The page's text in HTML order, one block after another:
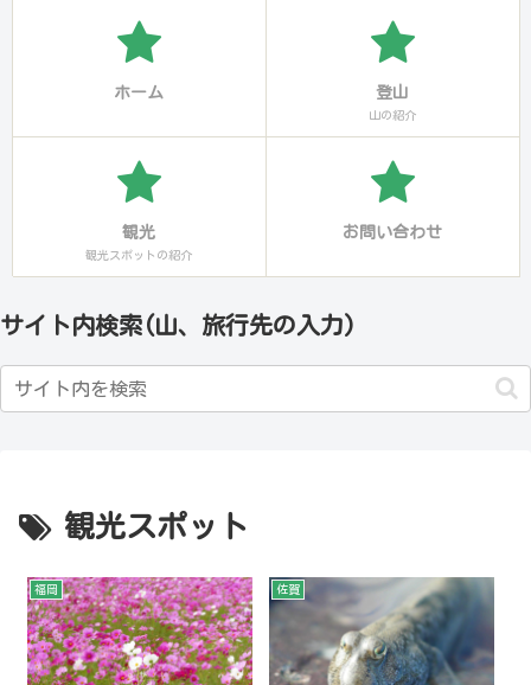
ホーム 登山
山の紹介
観光
観光スポットの紹介
お問い合わせ
サイト内検索(山、旅行先の入力)
観光スポット
福岡 佐賀